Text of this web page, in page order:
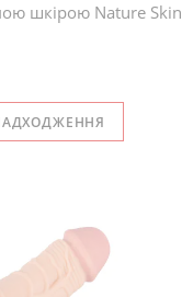
шкірою Nature Skin